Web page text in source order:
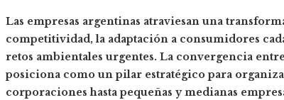
Las empresas argentinas atraviesan una
competitividad, la adaptación a consumidores
retos ambientales urgentes. La convergencia
posiciona como un pilar estratégico para
corporaciones hasta pequeñas y medianas